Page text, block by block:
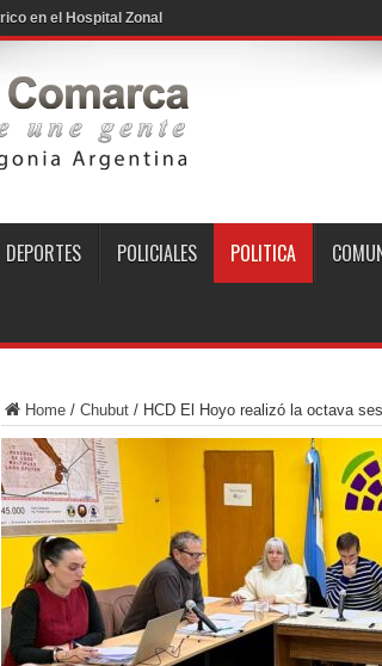
DEPORTES POLICIALES POLITICA
Home/ Chubut/ HCD El Hoyo realizó la octava